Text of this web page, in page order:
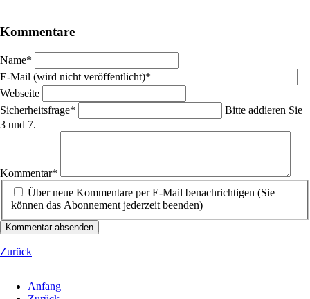
Kommentare
Pflichtfeld
Name*
Pflichtfeld
E-Mail (wird nicht veröffentlicht)*
Webseite
Pflichtfeld
Sicherheitsfrage*
Bitte addieren Sie
3 und 7.
Kommentar*
Über neue Kommentare per E-Mail benachrichtigen (Sie
können das Abonnement jederzeit beenden)
Kommentar absenden
Zurück
Anfang